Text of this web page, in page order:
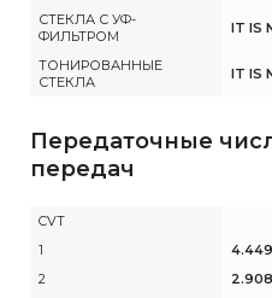
СТЕКЛА С УФ-
ФИЛЬТРОМ
IT IS
ТОНИРОВАННЫЕ
СТЕКЛА
IT IS
Передаточные
передач
CVT
1
4.449
2
2.908